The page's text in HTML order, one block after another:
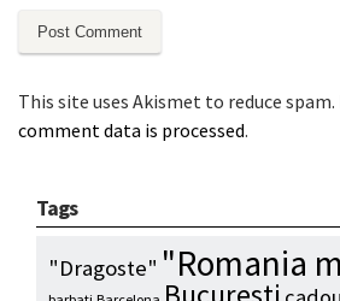
This site uses Akismet to reduce spam.
comment data is processed.
Tags
"Dragoste" "Romania